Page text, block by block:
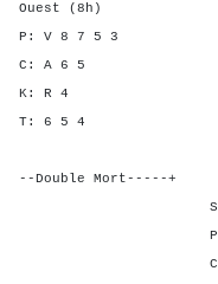
Ouest
P: V 8
C: A
K:
T: 6 5
--Double Mort-----+
Sud
P: A 2
C: D 10